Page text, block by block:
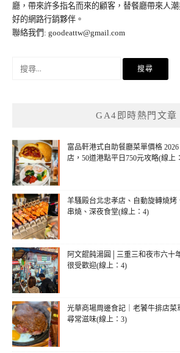
廳，帶來許多指名而來的顧客，替餐廳帶來人
好的網路行銷夥伴。
聯絡我們: goodeattw@gmail.com
GA4即時熱門文章
富品軒港式自助餐廳菜單價格
店，50道港點平日750元攻略(線上
羊騷殿台北忠孝店、自動旋轉燒烤
串燒、深夜食堂(線上：4)
阿文餛飩湯圓│三重三和夜市六十
很受歡迎(線上：4)
光華商場周邊食記｜老饕牛排店菜
尋常滋味(線上：3)